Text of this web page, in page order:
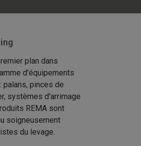
plan dans
d'équipements
palans, pinces de
systèmes d'arrimage
REMA sont
soigneusement
du levage.